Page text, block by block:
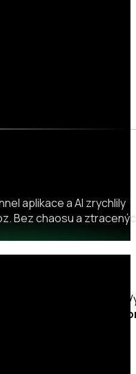
aplikace a AI zrychlily
Bez chaosu a
centra napříč kanály.
na míru podle